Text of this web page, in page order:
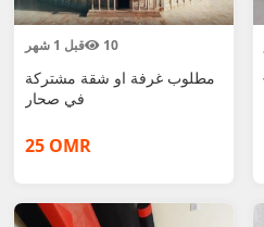
قبل 1 شهر 10
مطلوب غرفة او شقة مشتركة
في صحار
25 OMR